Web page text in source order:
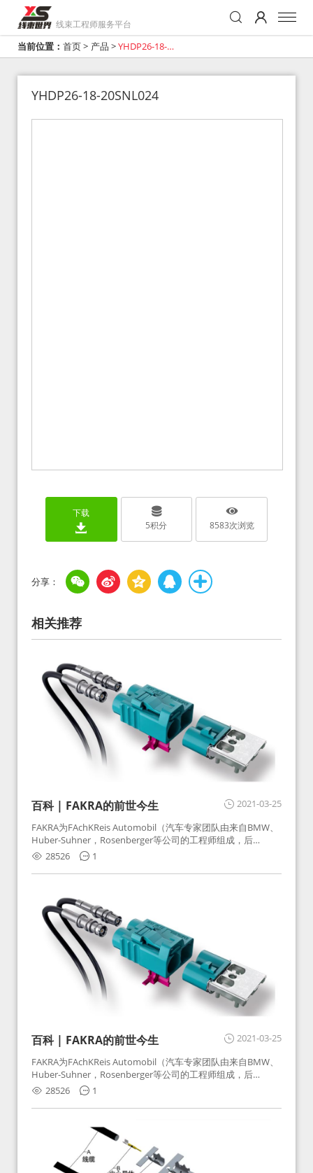
线束工程师服务平台
当前位置： 首页> 产品 >YHDP26-18-
YHDP26-18-20SNL024
下载
5积分 8583次浏览
相关推荐
2021-03-25
百科 | FAKRA的前世今生
FAKRA为FAchKReis Automobil（汽车专家团队由来自BMW、
Huber-Suhner，Rosenberger等公司的工程师组成，后
Huber-Suhner相关连接器业务及技术在2010年并入
Rosenberger）缩写。起初为BMW需求用于车载收音机天线连
接，如今FAKRA已成为汽车行业通用标准的射频连接器，被业
28526 1
2021-03-25
百科 | FAKRA的前世今生
FAKRA为FAchKReis Automobil（汽车专家团队由来自BMW、
Huber-Suhner，Rosenberger等公司的工程师组成，后
Huber-Suhner相关连接器业务及技术在2010年并入
Rosenberger）缩写。起初为BMW需求用于车载收音机天线连
接，如今FAKRA已成为汽车行业通用标准的射频连接器，被业
28526 1